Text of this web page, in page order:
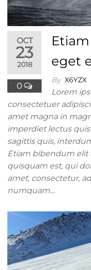
OCT
23
2018
0
eget
By X6YZX
Lorem
consectetuer
amet magna in
imperdiet lectus
sagittis quis,
Etiam bibendum elit
quisquam est, qui
amet, consectetur,
numquam…